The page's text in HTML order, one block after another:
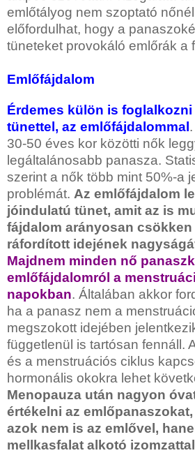
emlőtályog nem szoptató
előfordulhat, hogy a
tüneteket provokáló emlőrák a
Emlőfájdalom
Érdemes külön is
tünettel, az emlőfájdalommal
30-50 éves kor közötti nők
legáltalánosabb panasza.
szerint a nők több mint 50%-a
problémát. Az emlőfájdalom
jóindulatú tünet, amit az is
fájdalom arányosan csökken
ráfordított idejének
Majdnem minden nő
emlőfájdalomról a
napokban. Általában akkor
ha a panasz nem a
megszokott idejében
függetlenül is tartósan fennáll.
és a menstruációs ciklus
hormonális okokra lehet
Menopauza után nagyon
értékelni az
azok nem is az emlővel,
mellkasfalat alkotó